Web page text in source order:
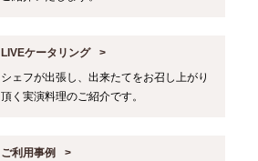
LIVEケータリング
シェフが出張し、出来たてをお召し上がり
頂く実演料理のご紹介です。
ご利用事例